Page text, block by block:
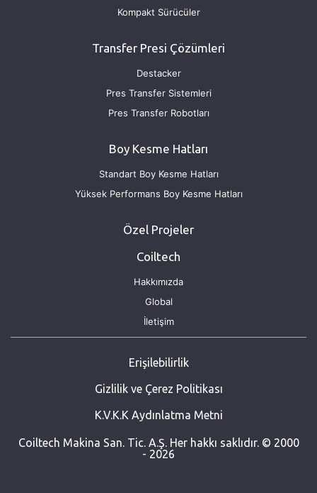
Kompakt Sürücüler
Transfer Presi Çözümleri
Destacker
Pres Transfer Sistemleri
Pres Transfer Robotları
Boy Kesme Hatları
Standart Boy Kesme Hatları
Yüksek Performans Boy Kesme Hatları
Özel Projeler
Coiltech
Hakkımızda
Global
İletişim
Erişilebilirlik
Gizlilik ve Çerez Politikası
K.V.K.K Aydınlatma Metni
Coiltech Makina San. Tic. A.Ş. Her hakkı saklıdır. © 2000
- 2026